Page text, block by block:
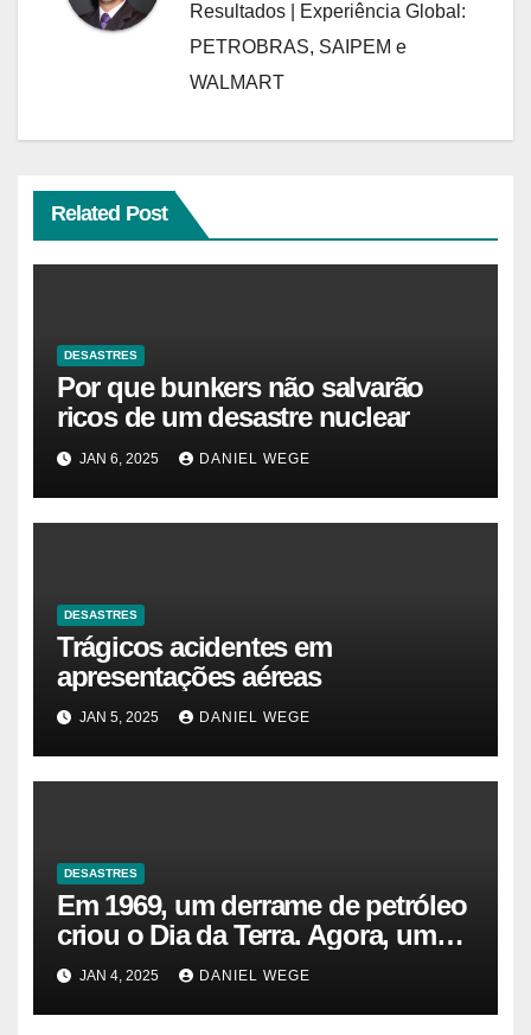
Resultados | Experiência Global:
PETROBRAS, SAIPEM e
WALMART
Related Post
DESASTRES
Por que bunkers não salvarão
ricos de um desastre nuclear
JAN 6, 2025 DANIEL WEGE
DESASTRES
Trágicos acidentes em
apresentações aéreas
JAN 5, 2025 DANIEL WEGE
DESASTRES
Em 1969, um derrame de petróleo
criou o Dia da Terra. Agora, um
gasoduto pode reabrir |
JAN 4, 2025 DANIEL WEGE